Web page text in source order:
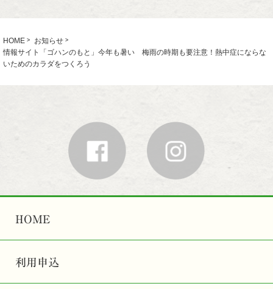
HOME
お知らせ
情報サイト「ゴハンのもと」今年も暑い 梅雨の時期も要注意！熱中症にならな
いためのカラダをつくろう
HOME
利用申込